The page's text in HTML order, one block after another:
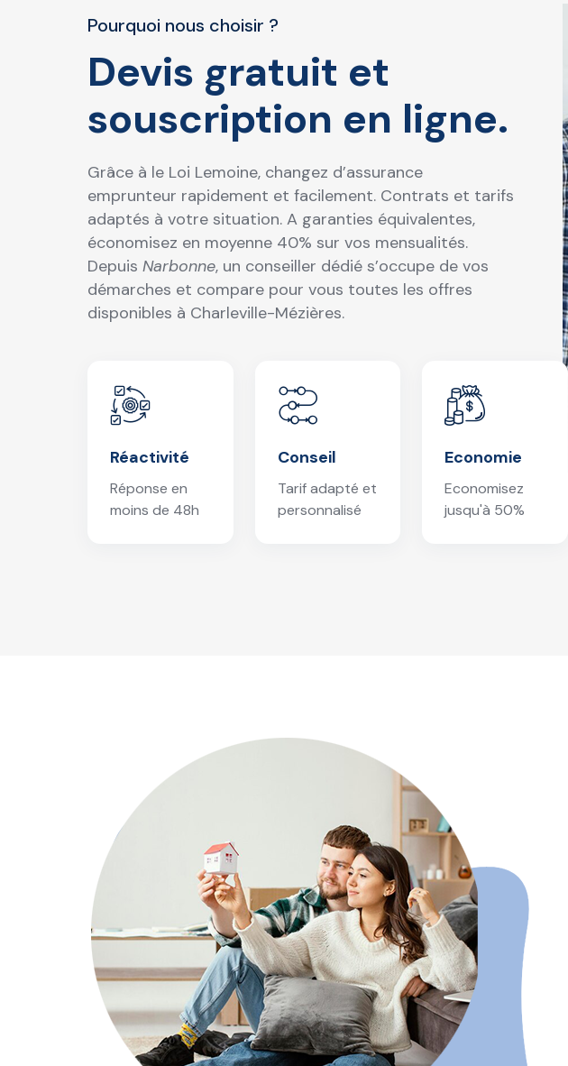
Pourquoi nous choisir ?
Devis gratuit et
souscription en ligne.
Grâce à le Loi Lemoine, changez d’assurance
emprunteur rapidement et facilement. Contrats et tarifs
adaptés à votre situation. A garanties équivalentes,
économisez en moyenne 40% sur vos mensualités.
Depuis Narbonne, un conseiller dédié s’occupe de vos
démarches et compare pour vous toutes les offres
disponibles à Charleville-Mézières.
Réactivité
Réponse en
moins de 48h
Conseil
Tarif adapté et
personnalisé
Economie
Economisez
jusqu'à 50%